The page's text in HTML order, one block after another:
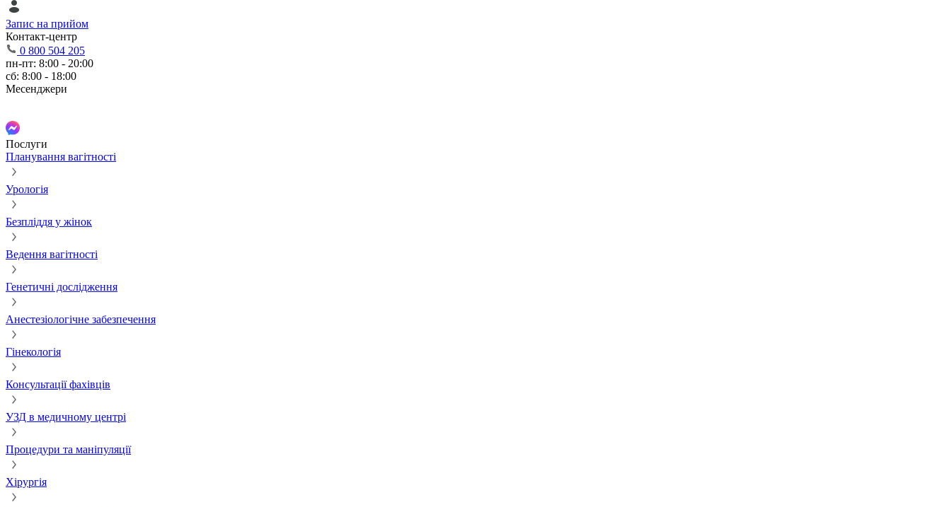
Запис на прийом
Контакт-центр
0 800 504 205
пн-пт: 8:00 - 20:00
сб: 8:00 - 18:00
Месенджери
Послуги
Планування вагітності
Урологія
Безпліддя у жінок
Ведення вагітності
Генетичні дослідження
Анестезіологічне забезпечення
Гінекологія
Консультації фахівців
УЗД в медичному центрі
Процедури та маніпуляції
Хірургія